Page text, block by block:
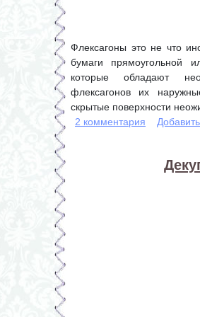
Флексагоны это не что
бумаги прямоугольной
которые обладают
флексагонов их
скрытые поверхности
2 комментария